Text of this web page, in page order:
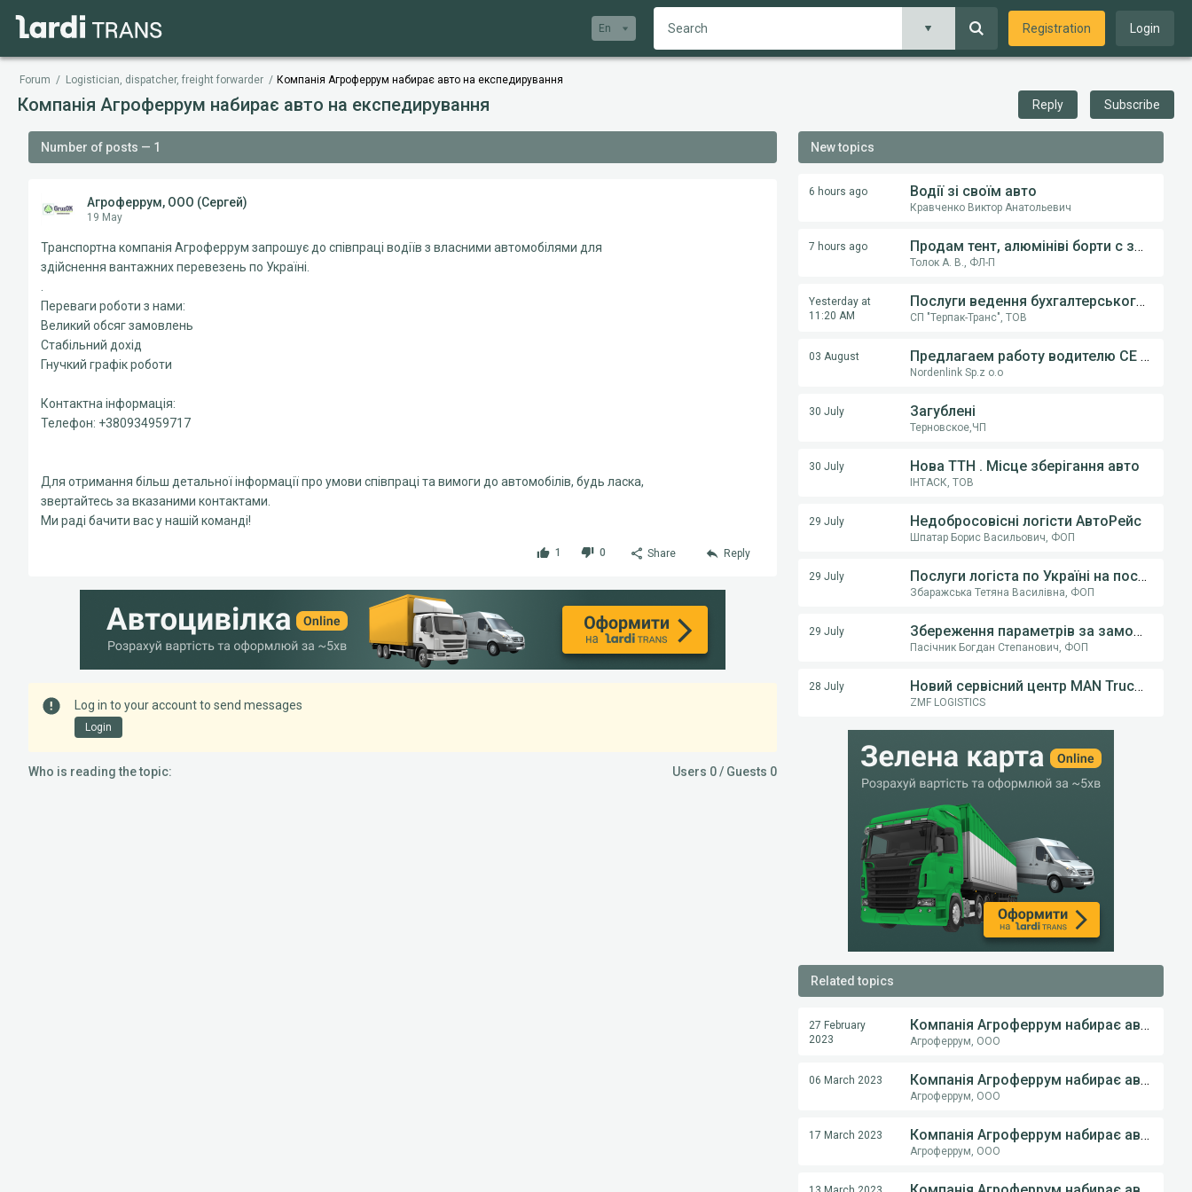
En Registration Login
Forum / Logistician, dispatcher, freight forwarder / Компанія Агроферрум набирає авто на експедирування
Компанія Агроферрум набирає авто на експедирування Reply Subscribe
Number of posts — 1
Агроферрум, ООО (Сергей)
19 May
Транспортна компанія Агроферрум запрошує до співпраці водіїв з власними автомобілями для
здійснення вантажних перевезень по Україні.
Переваги роботи з нами:
Великий обсяг замовлень
Стабільний дохід
Гнучкий графік роботи
Контактна інформація:
Телефон: +380934959717
Для отримання більш детальної інформації про умови співпраці та вимоги до автомобілів, будь ласка,
звертайтесь за вказаними контактами.
Ми раді бачити вас у нашій команді!
1 0 Share Reply
Log in to your account to send messages
Login
Who is reading the topic: Users 0 / Guests 0
New topics
6 hours ago Водії зі своїм авто
Кравченко Виктор Анатольевич
7 hours ago Продам тент, алюмініві борти с замками, на напівпричіпи KOGEL, Krona.
Толок А. В., ФЛ-П
Yesterday at
11:20 AM
Послуги ведення бухгалтерського обліку ФОП,ТОВ
СП "Терпак-Транс", ТОВ
03 August Предлагаем работу водителю СE категории на грузовом автовозе
Nordenlink Sp.z o.o
30 July Загублені
Терновское,ЧП
30 July Нова ТТН . Місце зберігання авто
ІНТАСК, ТОВ
29 July Недобросовісні логісти АвтоРейс
Шпатар Борис Васильович, ФОП
29 July Послуги логіста по Україні на постійній основі .
Збаражська Тетяна Василівна, ФОП
29 July Збереження параметрів за замовчуванням (тип транспорту) у пошуку вантажів
Пасічник Богдан Степанович, ФОП
28 July Новий сервісний центр MAN Truck & Bus у Вінниці! ТОВ «Вест Тракс» — офіційний дилер MAN в Україні
ZMF LOGISTICS
Related topics
27 February
2023
Компанія Агроферрум набирає авто на експедирування
Агроферрум, ООО
06 March 2023 Компанія Агроферрум набирає авто на експедирування
Агроферрум, ООО
17 March 2023 Компанія Агроферрум набирає авто на експедирування
Агроферрум, ООО